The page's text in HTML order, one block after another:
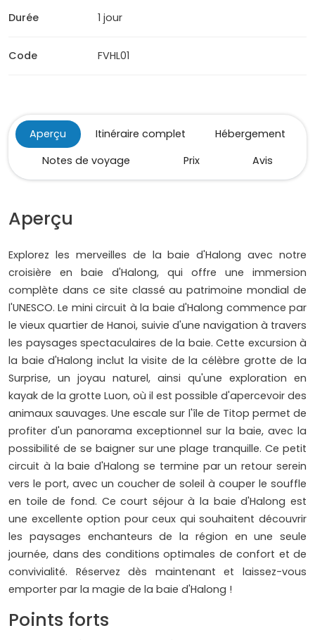
Durée 1 jour
Code FVHL01
Aperçu Itinéraire complet
Hébergement
Notes de voyage
Prix Avis
Aperçu
Explorez les merveilles de la baie d'Halong avec notre
croisière en baie d'Halong, qui offre une immersion
complète dans ce site classé au patrimoine mondial de
l'UNESCO. Le mini circuit à la baie d'Halong commence par
le vieux quartier de Hanoi, suivie d'une navigation à travers
les paysages spectaculaires de la baie. Cette excursion à
la baie d'Halong inclut la visite de la célèbre grotte de la
Surprise, un joyau naturel, ainsi qu'une exploration en
kayak de la grotte Luon, où il est possible d'apercevoir des
animaux sauvages. Une escale sur l'île de Titop permet de
profiter d'un panorama exceptionnel sur la baie, avec la
possibilité de se baigner sur une plage tranquille. Ce petit
circuit à la baie d'Halong se termine par un retour serein
vers le port, avec un coucher de soleil à couper le souffle
en toile de fond. Ce court séjour à la baie d'Halong est
une excellente option pour ceux qui souhaitent découvrir
les paysages enchanteurs de la région en une seule
journée, dans des conditions optimales de confort et de
convivialité. Réservez dès maintenant et laissez-vous
emporter par la magie de la baie d'Halong !
Points forts